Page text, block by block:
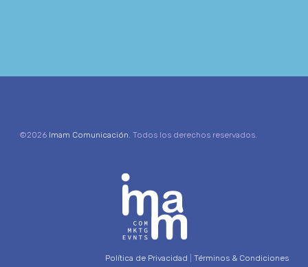
©2026 Imam Comunicación . Todos los derechos reservados.
Política de Privacidad Términos & Condiciones